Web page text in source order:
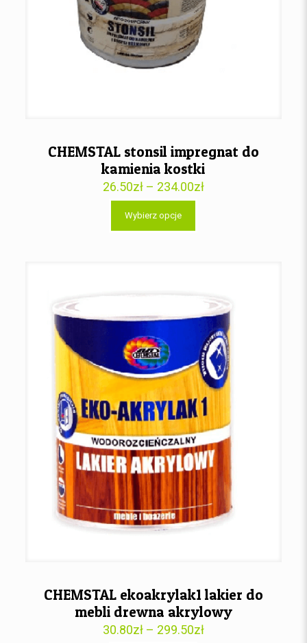
CHEMSTAL stonsil impregnat do
kamienia kostki
26.50zł– 234.00zł
Wybierz opcje
CHEMSTAL ekoakrylak1 lakier do
mebli drewna akrylowy
30.80zł– 299.50zł